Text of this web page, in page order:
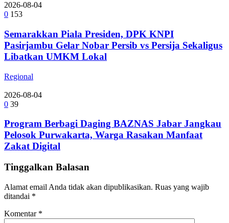
2026-08-04
0 153
Semarakkan Piala Presiden, DPK KNPI
Pasirjambu Gelar Nobar Persib vs Persija Sekaligus
Libatkan UMKM Lokal
Regional
2026-08-04
0 39
Program Berbagi Daging BAZNAS Jabar Jangkau
Pelosok Purwakarta, Warga Rasakan Manfaat
Zakat Digital
Tinggalkan Balasan
Alamat email Anda tidak akan dipublikasikan. Ruas yang wajib
ditandai *
Komentar *